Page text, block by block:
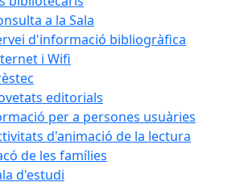
a la Sala
d'informació bibliogràfica
i Wifi
editorials
per a persones usuàries
d'animació de la lectura
de les famílies
d'estudi